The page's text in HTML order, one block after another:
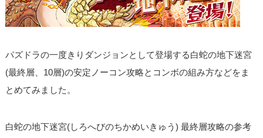
パズドラの一度きりダンジョンとして登場する白蛇の地下迷宮
(最終層、10層)の安定ノーコン攻略とコンボの組み方などをま
とめてみました。
白蛇の地下迷宮(しろへびのちかめいきゅう) 最終層攻略の参考